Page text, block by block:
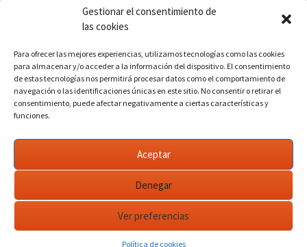
Gestionar el consentimiento de
las cookies
Para ofrecer las mejores experiencias, utilizamos tecnologías como las cookies
para almacenar y/o acceder a la información del dispositivo. El consentimiento
de estas tecnologías nos permitirá procesar datos como el comportamiento de
navegación o las identificaciones únicas en este sitio. No consentir o retirar el
consentimiento, puede afectar negativamente a ciertas características y
funciones.
Aceptar
Denegar
Ver preferencias
Política de cookies
Presidents del Casino
Rectors
Funciona gracias a WordPress